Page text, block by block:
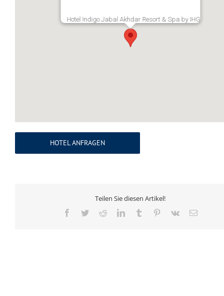
Hotel Indigo Jabal Akhdar Resort & Spa by IHG
HOTEL ANFRAGEN
Teilen Sie diesen Artikel!
Facebook
TwitterRedditLinkedInTumblr Pinterest
Vk
E-